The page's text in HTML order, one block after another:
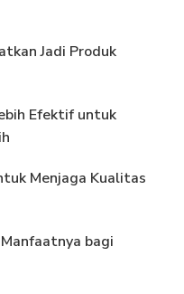
Jadi Produk
Efektif untuk
Menjaga Kualitas
bagi